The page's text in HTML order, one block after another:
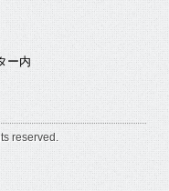
ー内
reserved.